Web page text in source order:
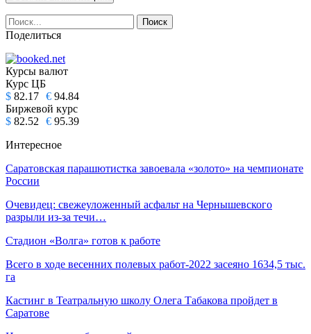
Поделиться
Курсы валют
Курс ЦБ
$ 82.17 € 94.84
Биржевой курс
$ 82.52 € 95.39
Интересное
Саратовская парашютистка завоевала «золото» на чемпионате
России
Очевидец: свежеуложенный асфальт на Чернышевского
разрыли из-за течи…
Стадион «Волга» готов к работе
Всего в ходе весенних полевых работ-2022 засеяно 1634,5 тыс.
га
Кастинг в Театральную школу Олега Табакова пройдет в
Саратове